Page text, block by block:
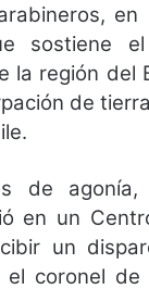
sostiene
la región del
de
de agonía,
en un
un
coronel de